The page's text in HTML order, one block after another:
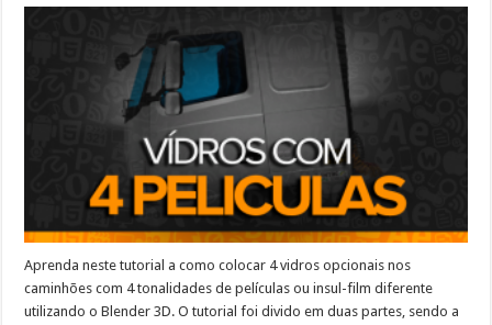
Aprenda neste tutorial a como colocar 4 vidros opcionais nos
caminhões com 4 tonalidades de películas ou insul-film diferente
utilizando o Blender 3D. O tutorial foi divido em duas partes, sendo a